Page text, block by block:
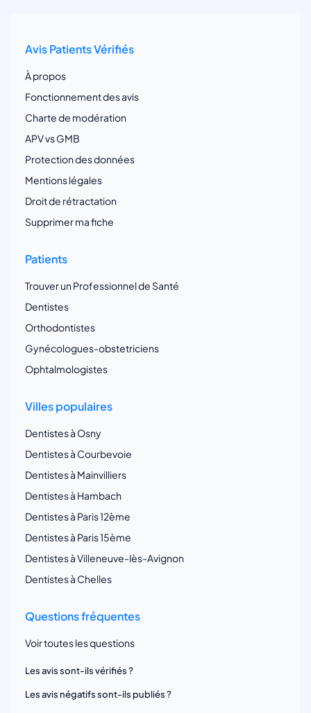
Avis Patients Vérifiés
À propos
Fonctionnement des avis
Charte de modération
APV vs GMB
Protection des données
Mentions légales
Droit de rétractation
Supprimer ma fiche
Patients
Trouver un Professionnel de Santé
Dentistes
Orthodontistes
Gynécologues-obstetriciens
Ophtalmologistes
Villes populaires
Dentistes à Osny
Dentistes à Courbevoie
Dentistes à Mainvilliers
Dentistes à Hambach
Dentistes à Paris 12ème
Dentistes à Paris 15ème
Dentistes à Villeneuve-lès-Avignon
Dentistes à Chelles
Questions fréquentes
Voir toutes les questions
Les avis sont-ils vérifiés ?
Les avis négatifs sont-ils publiés ?